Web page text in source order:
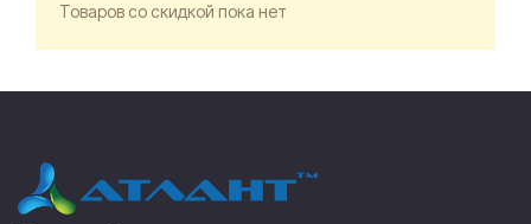
Товаров со скидкой пока нет